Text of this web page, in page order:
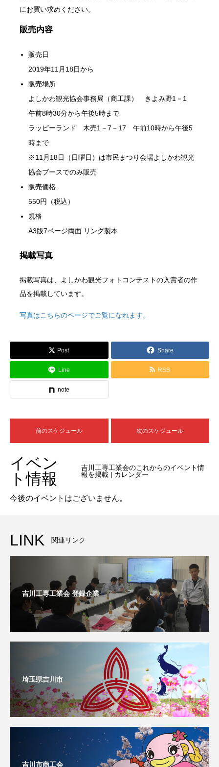
にお買い求めください。
販売内容
販売日
2019年11月18日から
販売場所
よしかわ観光協会事務局（商工課） きよみ野1－1
午前8時30分から午後5時まで
ラッピーランド 木売1－7－17 午前10時から午後5
時まで
※11月18日（日曜日）は市民まつり会場よしかわ観光
協会ブースでのみ販売
販売価格
550円（税込）
規格
A3版7ページ両面 リング製本
掲載写真
掲載写真は、よしかわ観光フォトコンテストの入賞者の作
品を掲載しています。
写真はこちらのページでご覧になれます。
Post Share
Line RSS
note
前のスケジュール 次のスケジュール
イベン
ト情報
吉川工専工業会のこれからのイベント情
報を掲載 | カレンダー
今後のイベントはございません。
LINK 関連リンク
吉川工専工業会 登録企業
埼玉県吉川市
吉川市商工会